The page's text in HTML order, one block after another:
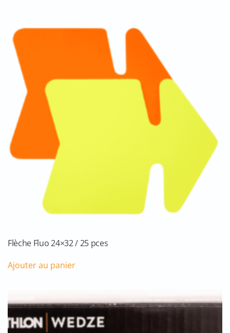
Flèche Fluo 24×32 / 25 pces
Ajouter au panier